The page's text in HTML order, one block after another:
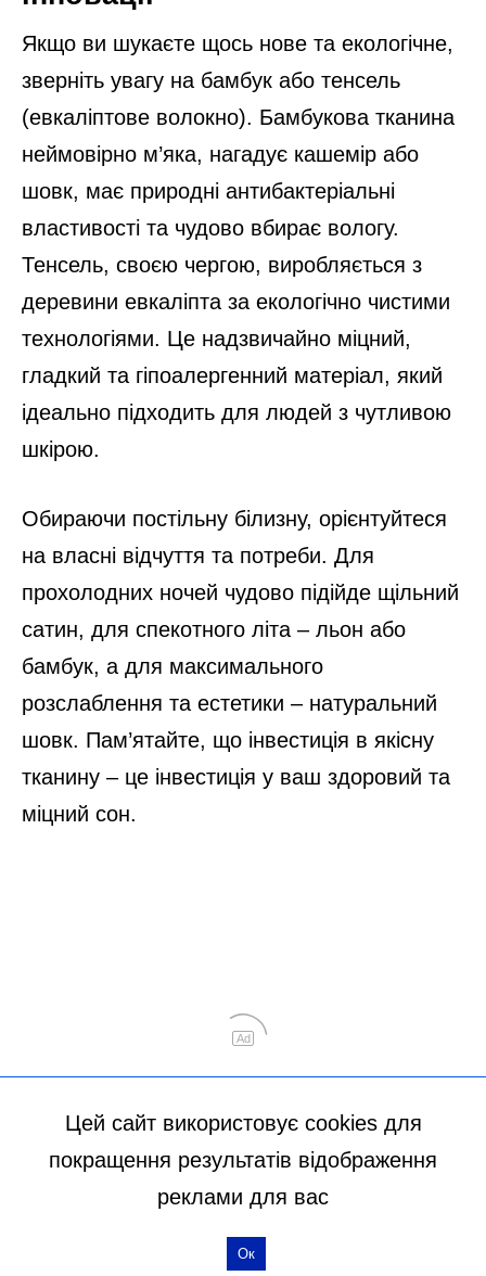
Цей сайт використовує cookies для
покращення результатів відображення
реклами для вас
Ок